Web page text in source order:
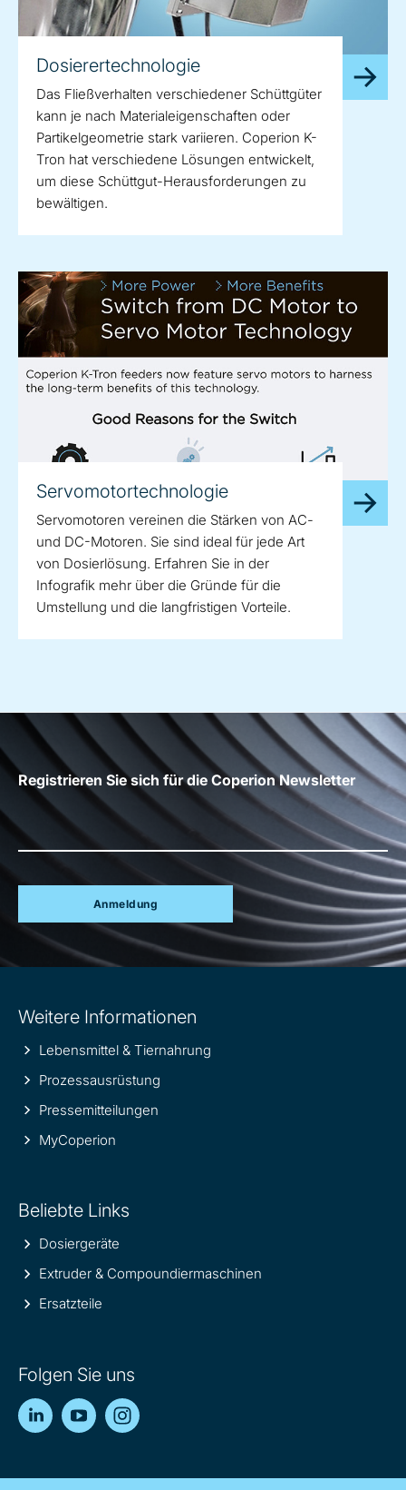
Dosierertechnologie
Das Fließverhalten verschiedener Schüttgüter
kann je nach Materialeigenschaften oder
Partikelgeometrie stark variieren. Coperion K-
Tron hat verschiedene Lösungen entwickelt,
um diese Schüttgut-Herausforderungen zu
bewältigen.
Servomotortechnologie
Servomotoren vereinen die Stärken von AC-
und DC-Motoren. Sie sind ideal für jede Art
von Dosierlösung. Erfahren Sie in der
Infografik mehr über die Gründe für die
Umstellung und die langfristigen Vorteile.
Registrieren Sie sich für die Coperion Newsletter
Anmeldung
information
Weitere Informationen
Lebensmittel & Tiernahrung
Prozessausrüstung
Pressemitteilungen
MyCoperion
Beliebte Links
Dosiergeräte
Extruder & Compoundiermaschinen
Ersatzteile
Folgen Sie uns
LinkedInYouTube